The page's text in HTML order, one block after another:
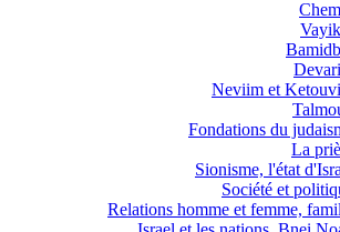
Neviim et
Fondations du
La
Sionisme, l'état
Société et
Relations homme et femme,